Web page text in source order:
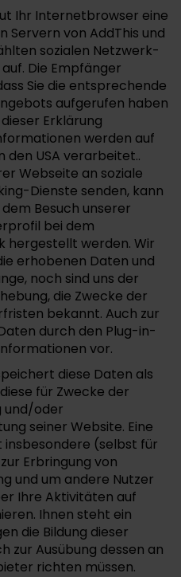
Ihr Internetbrowser eine
Servern von AddThis und
sozialen Netzwerk-
Die Empfänger
Sie die entsprechende
aufgerufen haben
Erklärung
werden auf
den USA verarbeitet..
Webseite an soziale
Dienste senden, kann
Besuch unserer
bei dem
hergestellt werden. Wir
erhobenen Daten und
noch sind uns der
die Zwecke der
bekannt. Auch zur
durch den Plug-in-
vor.
diese Daten als
für Zwecke der
und/oder
seiner Website. Eine
(selbst für
Erbringung von
und um andere Nutzer
Ihre Aktivitäten auf
Ihnen steht ein
die Bildung dieser
zur Ausübung dessen an
richten müssen.